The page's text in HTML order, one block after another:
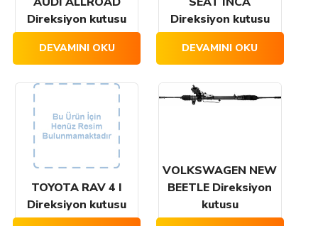
Direksiyon kutusu
DEVAMINI OKU
Direksiyon kutusu
DEVAMINI OKU
TOYOTA RAV 4 I
Direksiyon kutusu
VOLKSWAGEN NEW
BEETLE Direksiyon
kutusu